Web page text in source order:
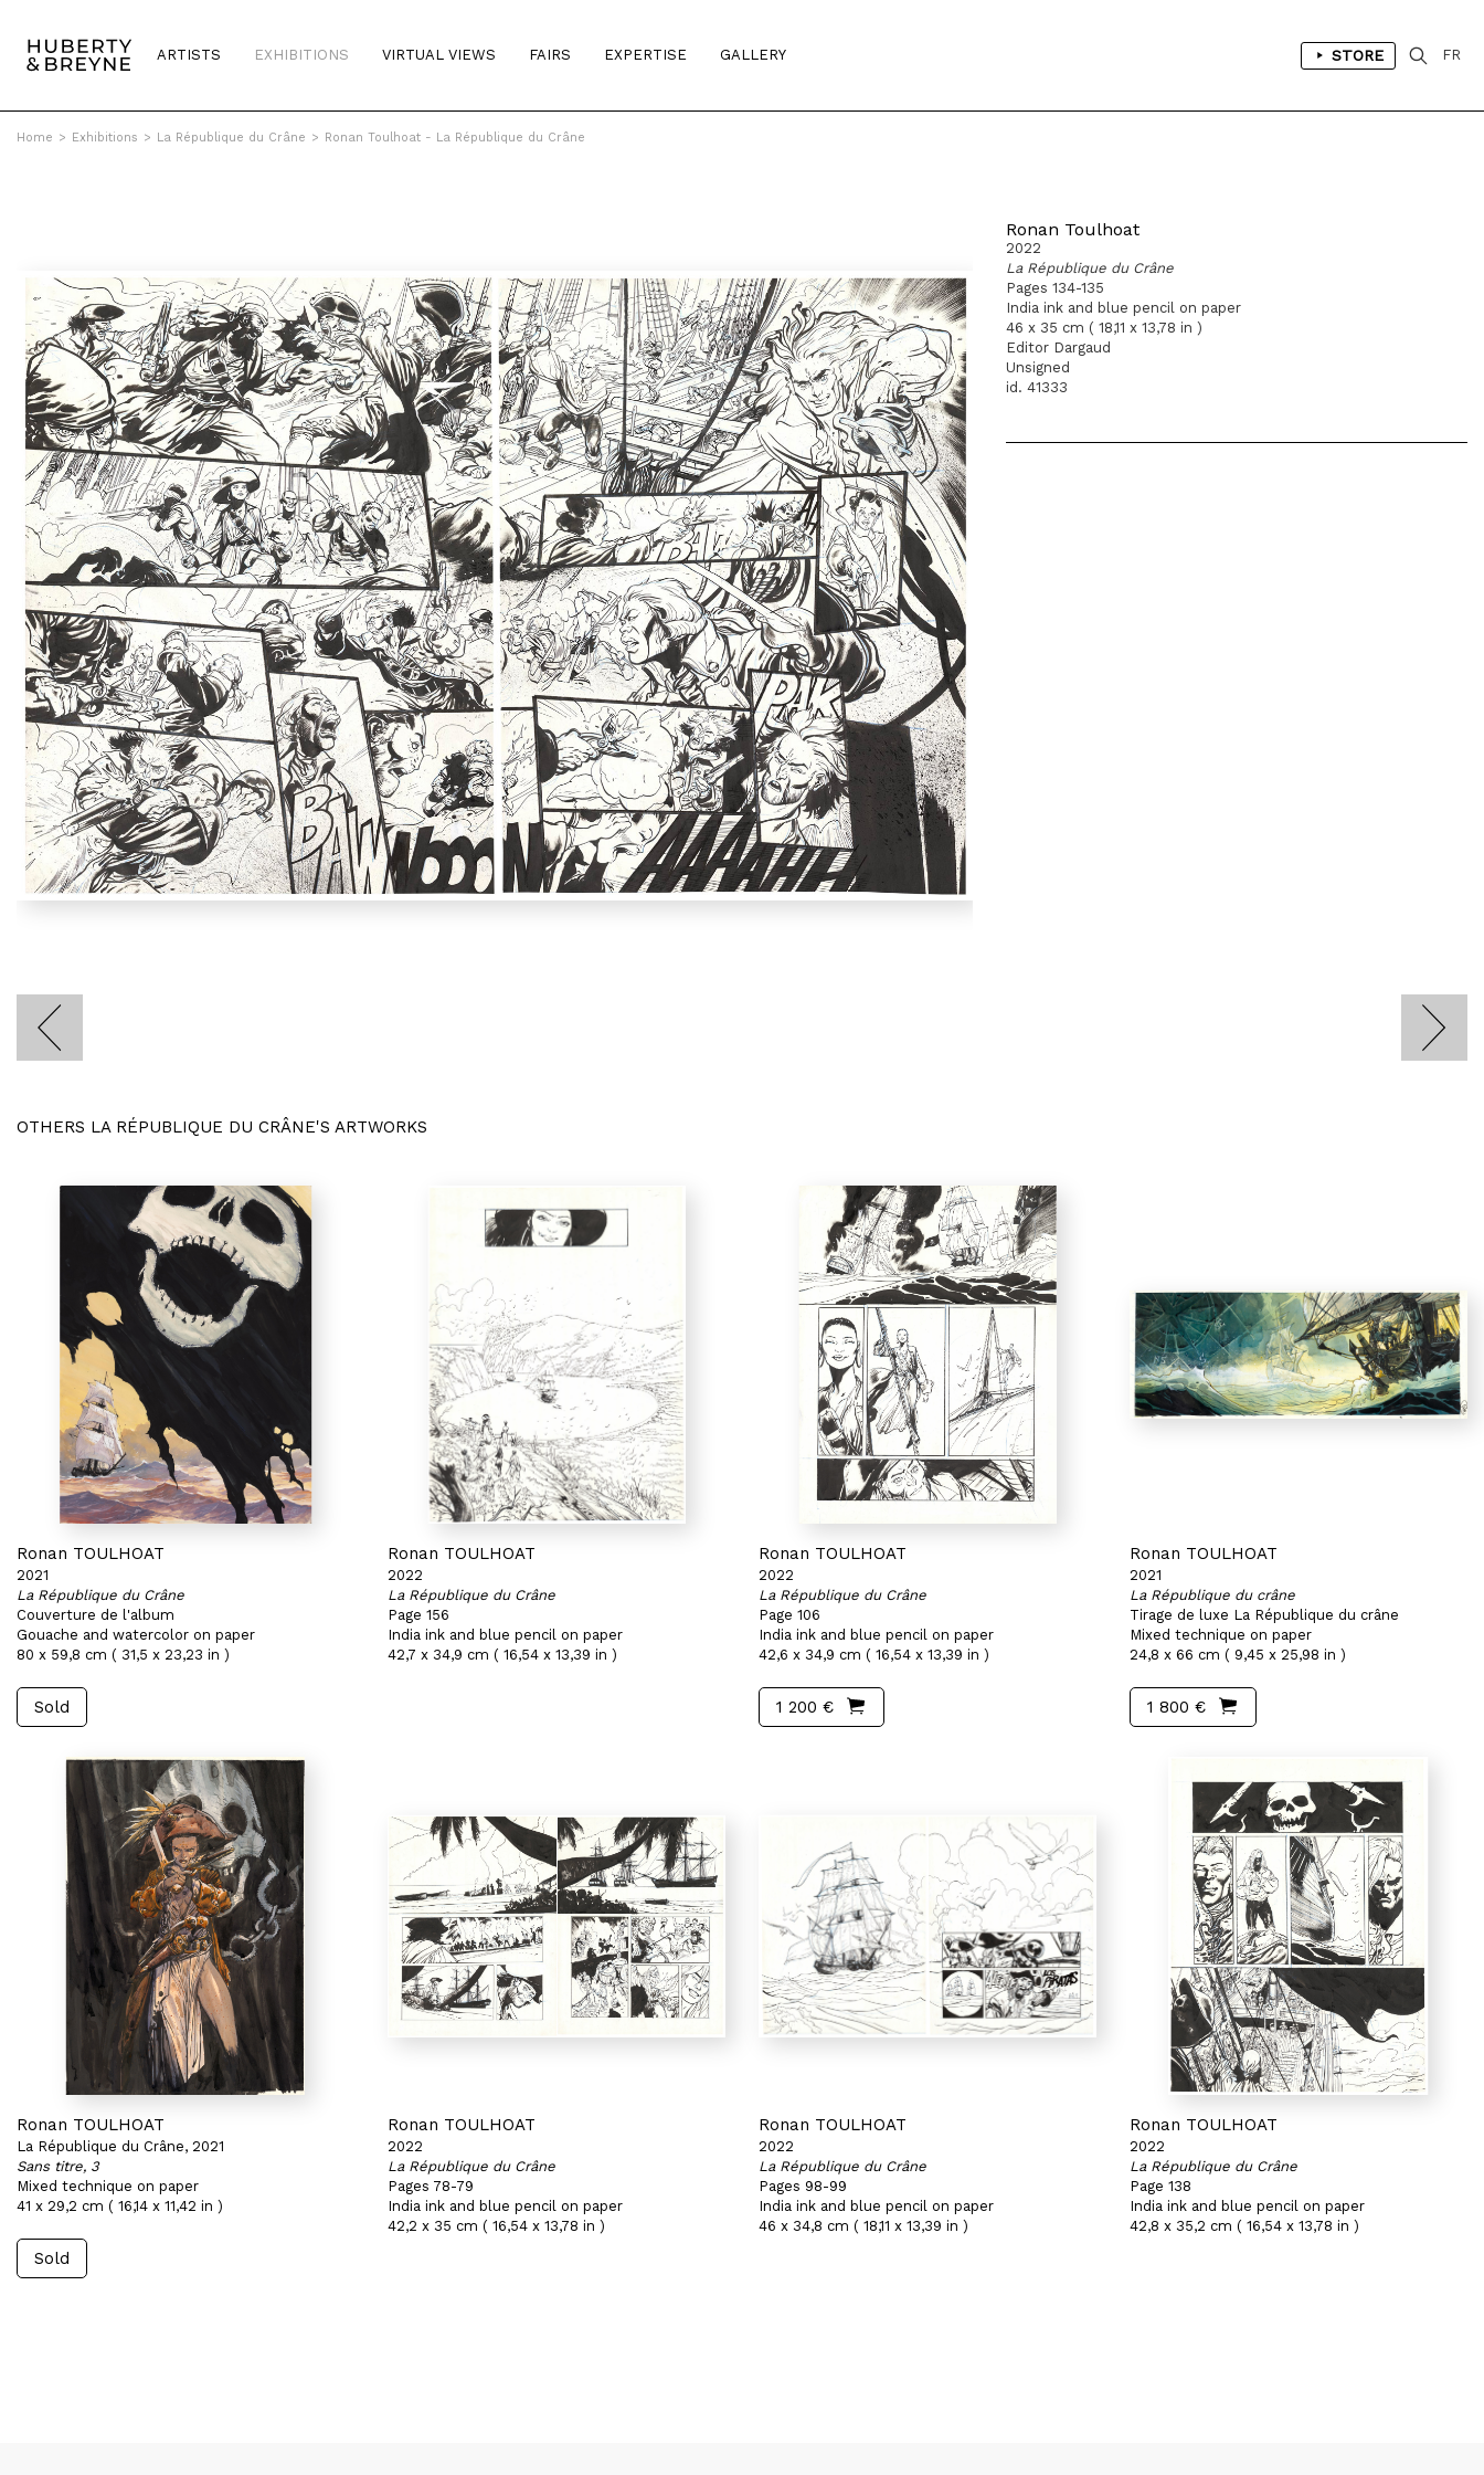
ARTISTS EXHIBITIONS VIRTUAL VIEWS FAIRS EXPERTISE GALLERY STORE FR
Home > Exhibitions > La République du Crâne > Ronan Toulhoat - La République du Crâne
Ronan Toulhoat
2022
La République du Crâne
Pages 134-135
India ink and blue pencil on paper
46 x 35 cm ( 18,11 x 13,78 in )
Editor Dargaud
Unsigned
id. 41333
OTHERS LA RÉPUBLIQUE DU CRÂNE'S ARTWORKS
Ronan TOULHOAT
2021
La République du Crâne
Couverture de l'album
Gouache and watercolor on paper
80 x 59,8 cm ( 31,5 x 23,23 in )
Sold
Ronan TOULHOAT
2022
La République du Crâne
Page 156
India ink and blue pencil on paper
42,7 x 34,9 cm ( 16,54 x 13,39 in )
Ronan TOULHOAT
2022
La République du Crâne
Page 106
India ink and blue pencil on paper
42,6 x 34,9 cm ( 16,54 x 13,39 in )
1 200 €
Ronan TOULHOAT
2021
La République du crâne
Tirage de luxe La République du crâne
Mixed technique on paper
24,8 x 66 cm ( 9,45 x 25,98 in )
1 800 €
Ronan TOULHOAT
La République du Crâne, 2021
Sans titre, 3
Mixed technique on paper
41 x 29,2 cm ( 16,14 x 11,42 in )
Sold
Ronan TOULHOAT
2022
La République du Crâne
Pages 78-79
India ink and blue pencil on paper
42,2 x 35 cm ( 16,54 x 13,78 in )
Ronan TOULHOAT
2022
La République du Crâne
Pages 98-99
India ink and blue pencil on paper
46 x 34,8 cm ( 18,11 x 13,39 in )
Ronan TOULHOAT
2022
La République du Crâne
Page 138
India ink and blue pencil on paper
42,8 x 35,2 cm ( 16,54 x 13,78 in )